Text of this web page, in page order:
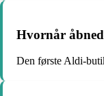
Hvornår
Den første Aldi-